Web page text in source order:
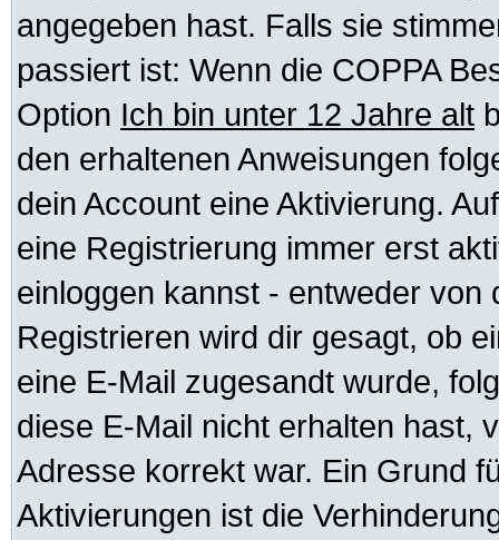
angegeben hast. Falls sie
passiert ist: Wenn die COPPA
Option Ich bin unter 12 Jahre alt
den erhaltenen Anweisungen
dein Account eine Aktivierung.
eine Registrierung immer erst
einloggen kannst - entweder von
Registrieren wird dir gesagt, ob
eine E-Mail zugesandt wurde,
diese E-Mail nicht erhalten hast,
Adresse korrekt war. Ein Grund
Aktivierungen ist die